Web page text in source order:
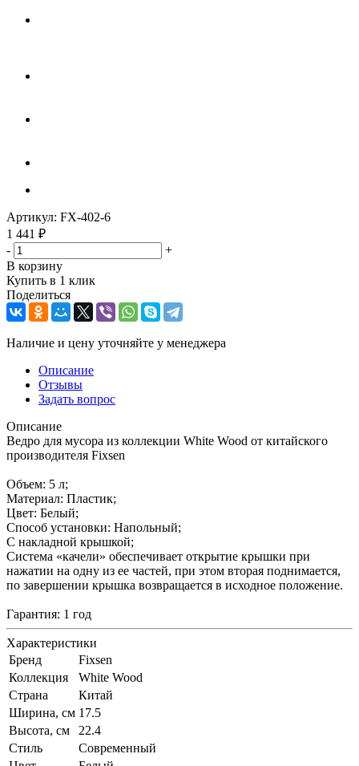
Артикул: FX-402-6
1 441 ₽
-
+
В корзину
Купить в 1 клик
Поделиться
Наличие и цену уточняйте у менеджера
Описание
Отзывы
Задать вопрос
Описание
Ведро для мусора из коллекции White Wood от китайского
производителя Fixsen
Объем: 5 л;
Материал: Пластик;
Цвет: Белый;
Способ установки: Напольный;
С накладной крышкой;
Система «качели» обеспечивает открытие крышки при
нажатии на одну из ее частей, при этом вторая поднимается,
по завершении крышка возвращается в исходное положение.
Гарантия: 1 год
Характеристики
Бренд
Fixsen
Коллекция
White Wood
Страна
Китай
Ширина, см 17.5
Высота, см
22.4
Стиль
Современный